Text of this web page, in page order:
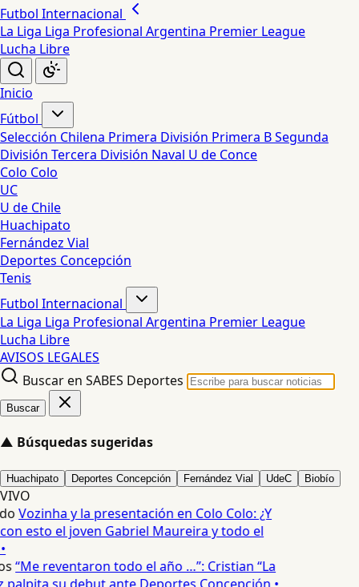
Futbol Internacional
La Liga Liga Profesional Argentina Premier League
Lucha Libre
Inicio
Fútbol
Selección Chilena Primera División Primera BSegunda
División Tercera División Naval U de Conce
Colo Colo
UC
U de Chile
Huachipato
Fernández Vial
Deportes Concepción
Tenis
Futbol Internacional
La Liga Liga Profesional Argentina Premier League
Lucha Libre
AVISOS LEGALES
Buscar en SABES Deportes
Buscar
▲ Búsquedas sugeridas
Huachipato Deportes Concepción Fernández Vial UdeC Biobío
VIVO
Vozinha y la presentación en Colo Colo: ¿Y
esto el joven Gabriel Maureira y todo el
“Me reventaron todo el año …”: Cristian “La
palpita su debut ante Deportes Concepción •